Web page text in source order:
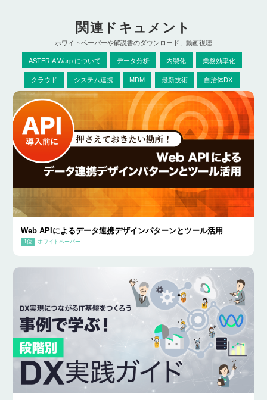
関連ドキュメント
ホワイトペーパーや解説書のダウンロード、動画視聴
ASTERIA Warp について データ分析 内製化 業務効率化
クラウド システム連携 MDM 最新技術 自治体DX
Web APIによるデータ連携デザインパターンとツール活用
ホワイトペーパー